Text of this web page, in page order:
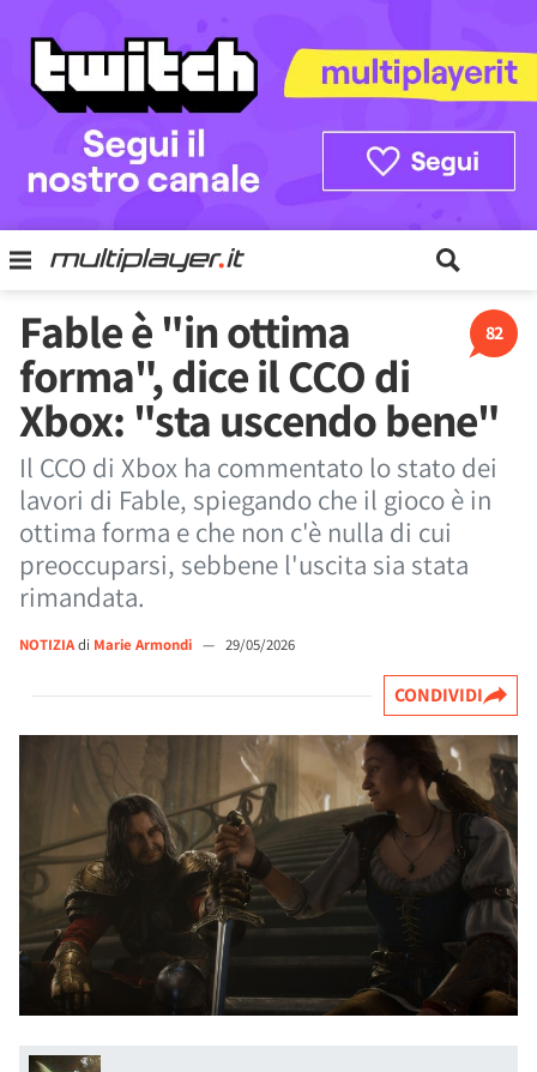
82
Fable è "in ottima
forma", dice il CCO di
Xbox: "sta uscendo bene"
Il CCO di Xbox ha commentato lo stato dei
lavori di Fable, spiegando che il gioco è in
ottima forma e che non c'è nulla di cui
preoccuparsi, sebbene l'uscita sia stata
rimandata.
NOTIZIAdi Marie Armondi — 29/05/2026
CONDIVIDI